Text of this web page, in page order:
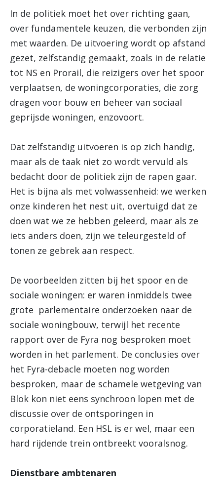
In de politiek moet het over richting gaan,
over fundamentele keuzen, die verbonden zijn
met waarden. De uitvoering wordt op afstand
gezet, zelfstandig gemaakt, zoals in de relatie
tot NS en Prorail, die reizigers over het spoor
verplaatsen, de woningcorporaties, die zorg
dragen voor bouw en beheer van sociaal
geprijsde woningen, enzovoort.
Dat zelfstandig uitvoeren is op zich handig,
maar als de taak niet zo wordt vervuld als
bedacht door de politiek zijn de rapen gaar.
Het is bijna als met volwassenheid: we werken
onze kinderen het nest uit, overtuigd dat ze
doen wat we ze hebben geleerd, maar als ze
iets anders doen, zijn we teleurgesteld of
tonen ze gebrek aan respect.
De voorbeelden zitten bij het spoor en de
sociale woningen: er waren inmiddels twee
grote parlementaire onderzoeken naar de
sociale woningbouw, terwijl het recente
rapport over de Fyra nog besproken moet
worden in het parlement. De conclusies over
het Fyra-debacle moeten nog worden
besproken, maar de schamele wetgeving van
Blok kon niet eens synchroon lopen met de
discussie over de ontsporingen in
corporatieland. Een HSL is er wel, maar een
hard rijdende trein ontbreekt vooralsnog.
Dienstbare ambtenaren